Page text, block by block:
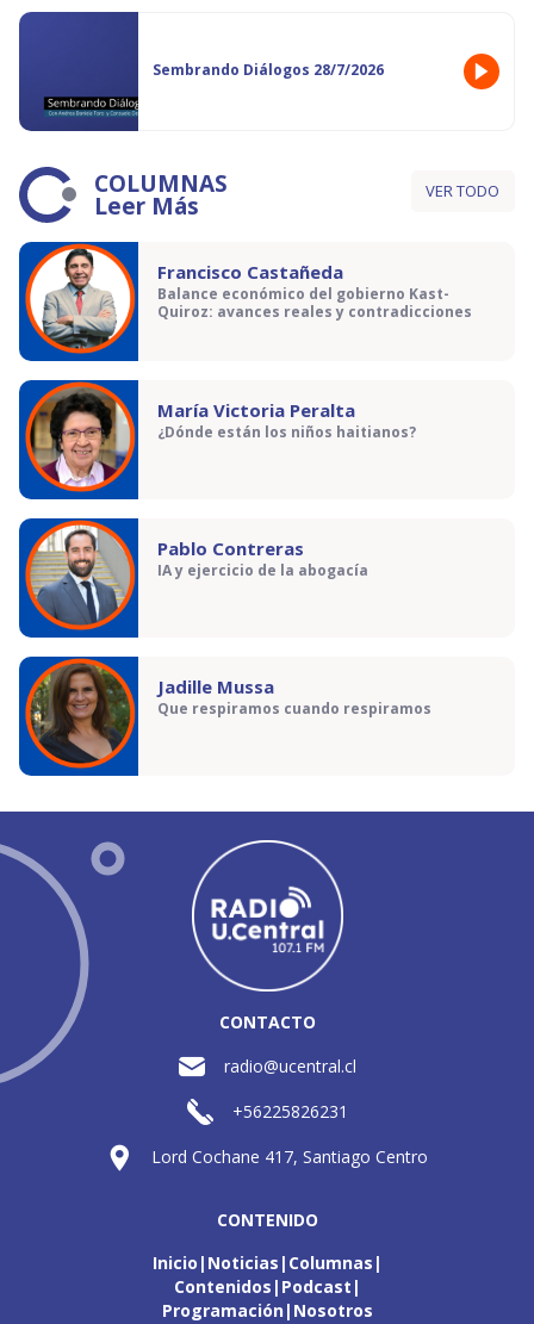
Sembrando Diálogos 28/7/2026
COLUMNAS
Leer Más VER TODO
Francisco Castañeda
Balance económico del gobierno Kast-
Quiroz: avances reales y contradicciones
María Victoria Peralta
¿Dónde están los niños haitianos?
Pablo Contreras
IA y ejercicio de la abogacía
Jadille Mussa
Que respiramos cuando respiramos
CONTACTO
radio@ucentral.cl
+56225826231
Lord Cochane 417, Santiago Centro
CONTENIDO
Inicio Noticias Columnas
Contenidos Podcast
Programación Nosotros